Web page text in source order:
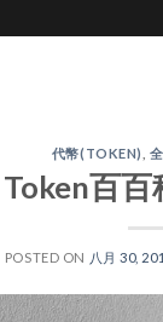
代幣(TOKEN) ,
百
POSTED ON 八月 30,